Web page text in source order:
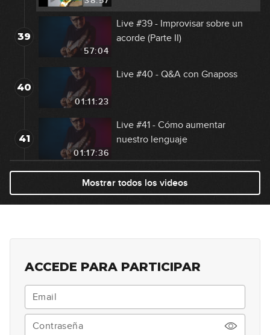
39
57:04
Live #39 - Improvisar sobre un
acorde (Parte II)
40
01:11:23
Live #40 - Q&A con Gnaposs
41
01:17:36
Live #41 - Cómo aumentar
nuestro lenguaje
01:12:15
Live #42 - Importancia de
43
acordes no diatónicos
Mostrar todos los videos
ACCEDE PARA PARTICIPAR